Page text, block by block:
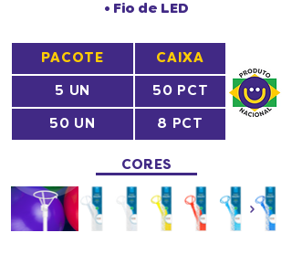
• Fio de LED
PACOTE CAIXA
5 UN 50 PCT
50 UN 8 PCT
CORES